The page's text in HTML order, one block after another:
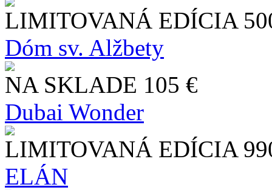
LIMITOVANÁ EDÍCIA
Dóm sv. Alžbety
NA SKLADE 105 €
Dubai Wonder
LIMITOVANÁ EDÍCIA
ELÁN